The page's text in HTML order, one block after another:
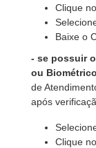
Clique
Baixe o
- se possuir
ou
de
após
Clique